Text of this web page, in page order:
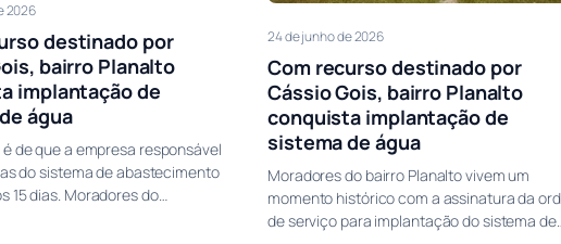
2026
destinado por
bairro Planalto
implantação de
água
de que a empresa responsável
do sistema de abastecimento
15 dias. Moradores do…
24 de junho de 2026
Com recurso destinado por
Cássio Gois, bairro Planalto
conquista implantação de
sistema de água
Moradores do bairro Planalto vivem um
momento histórico com a assinatura da
de serviço para implantação do sistema